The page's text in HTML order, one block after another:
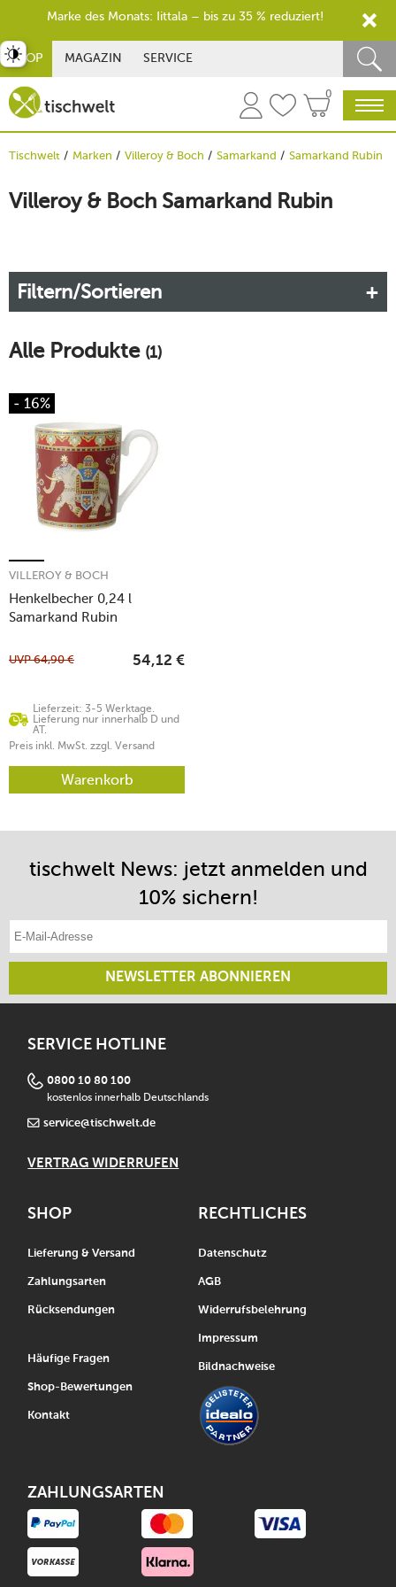
SHOP MAGAZIN SERVICE
0
Tischwelt Marken Villeroy & Boch Samarkand Samarkand Rubin
Villeroy & Boch Samarkand Rubin
Filtern/Sortieren
Alle Produkte (1)
- 16%
Henkelbecher 0,24 l
Samarkand Rubin
VILLEROY & BOCH
Lieferzeit: 3-5 Werktage.
Lieferung nur innerhalb D und
AT.
UVP64,90 € 54,12 €
Preis inkl. MwSt. zzgl. Versand
Warenkorb
tischwelt News: jetzt anmelden und
10% sichern!
E-Mail-Adresse eintragen
NEWSLETTER ABONNIEREN
SERVICE HOTLINE
0800 10 80 100
kostenlos innerhalb Deutschlands
service@tischwelt.de
VERTRAG WIDERRUFEN
SHOP
Lieferung & Versand
Zahlungsarten
Rücksendungen
Häufige Fragen
Shop-Bewertungen
Kontakt
RECHTLICHES
Datenschutz
AGB
Widerrufsbelehrung
Impressum
Bildnachweise
ZAHLUNGSARTEN
umschalten
Marke des Monats: Iittala – bis zu 35 % reduziert!